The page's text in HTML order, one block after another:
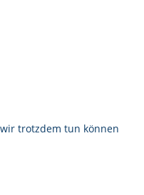
trotzdem tun können